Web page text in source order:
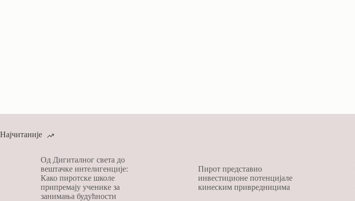
Најчитаније
Од Дигиталног света до
вештачке интелигенције:
Како пиротске школе
припремају ученике за
занимања будућности
Пирот представио
инвестиционе потенцијале
кинеским привредницима